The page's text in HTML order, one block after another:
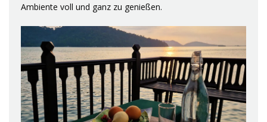
Ambiente voll und ganz zu genießen.